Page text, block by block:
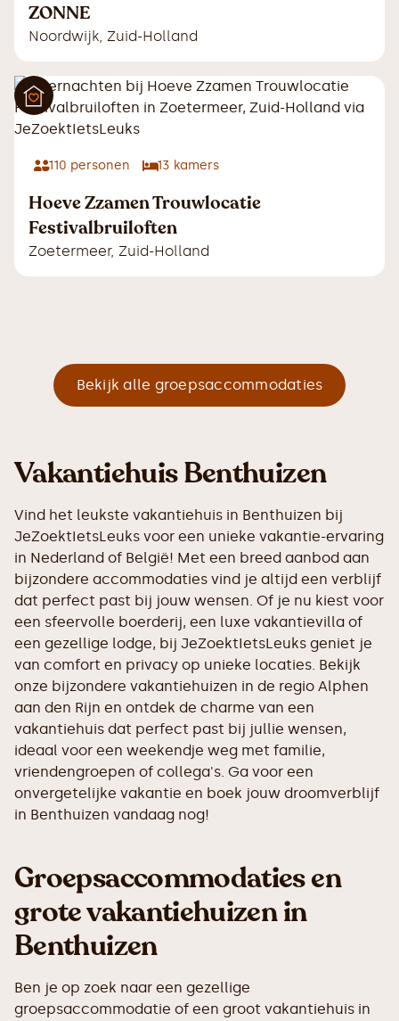
ZONNE
Noordwijk, Zuid-Holland
110 personen 13 kamers
Hoeve Zzamen Trouwlocatie
Festivalbruiloften
Zoetermeer, Zuid-Holland
Bekijk alle groepsaccommodaties
Vakantiehuis Benthuizen
Vind het leukste vakantiehuis in Benthuizen bij
JeZoektIetsLeuks voor een unieke vakantie-ervaring
in Nederland of België! Met een breed aanbod aan
bijzondere accommodaties vind je altijd een verblijf
dat perfect past bij jouw wensen. Of je nu kiest voor
een sfeervolle boerderij, een luxe vakantievilla of
een gezellige lodge, bij JeZoektIetsLeuks geniet je
van comfort en privacy op unieke locaties. Bekijk
onze bijzondere vakantiehuizen in de regio Alphen
aan den Rijn en ontdek de charme van een
vakantiehuis dat perfect past bij jullie wensen,
ideaal voor een weekendje weg met familie,
vriendengroepen of collega's. Ga voor een
onvergetelijke vakantie en boek jouw droomverblijf
in Benthuizen vandaag nog!
Groepsaccommodaties en
grote vakantiehuizen in
Benthuizen
Ben je op zoek naar een gezellige
groepsaccommodatie of een groot vakantiehuis in